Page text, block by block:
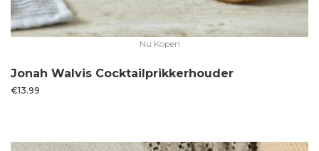
Nu Kopen
Jonah Walvis Cocktailprikkerhouder
€13.99